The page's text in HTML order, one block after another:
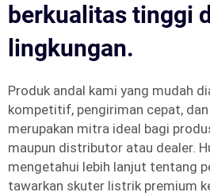
berkualitas tinggi
lingkungan.
Produk andal kami yang mudah
kompetitif, pengiriman cepat,
merupakan mitra ideal bagi
maupun distributor atau dealer.
mengetahui lebih lanjut tentang
tawarkan skuter listrik premium